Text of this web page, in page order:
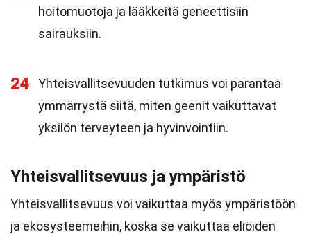
hoitomuotoja ja lääkkeitä geneettisiin
sairauksiin.
24
Yhteisvallitsevuuden tutkimus voi parantaa
ymmärrystä siitä, miten geenit vaikuttavat
yksilön terveyteen ja hyvinvointiin.
Yhteisvallitsevuus ja ympäristö
Yhteisvallitsevuus voi vaikuttaa myös ympäristöön
ja ekosysteemeihin, koska se vaikuttaa eliöiden